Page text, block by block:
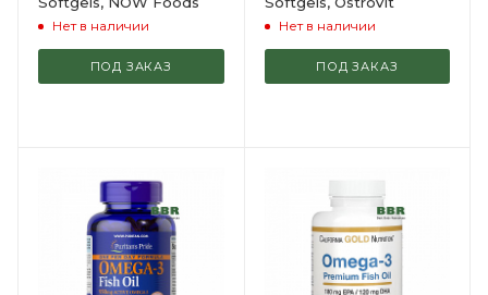
Нет в наличии
ПОД ЗАКАЗ
Нет в наличии
ПОД ЗАКАЗ